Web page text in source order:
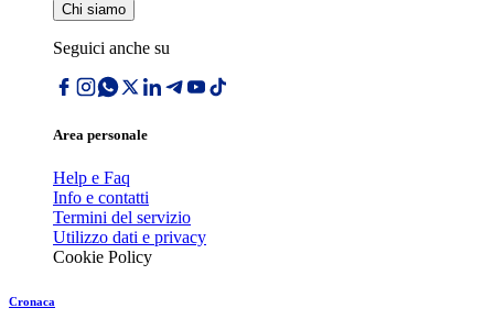
Chi siamo
Seguici anche su
Area personale
Help e Faq
Info e contatti
Termini del servizio
Utilizzo dati e privacy
Cookie Policy
Cronaca